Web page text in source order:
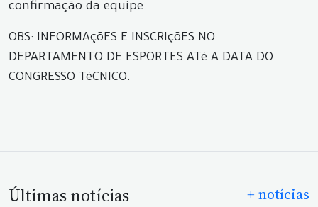
confirmação da equipe.
OBS: INFORMAçõES E INSCRIçõES NO
DEPARTAMENTO DE ESPORTES ATé A DATA DO
CONGRESSO TéCNICO.
Últimas notícias + notícias